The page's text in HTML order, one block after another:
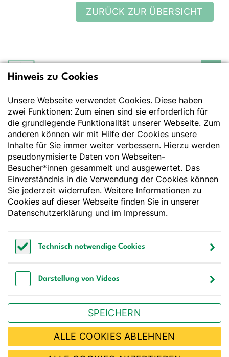
ZURÜCK ZUR ÜBERSICHT
Deutsche Gesellschaft
Der Wissenschaft verpflichtet - Ihre Partnerin für
Essen und Trinken
Deutsche Gesellschaft für Ernährung e. V.
Godesberger Allee 136
53175 Bonn
Tel:+49 228 3776-600
Fax:+49 228 3776-800
E-Mail: webmaster@dge.de
[socialLinksTitle]
Bestellen Sie unseren Newsletter
JETZT ABONNIEREN
Hinweis zu Cookies
Unsere Webseite verwendet Cookies. Diese haben
zwei Funktionen: Zum einen sind sie erforderlich für
die grundlegende Funktionalität unserer Webseite. Zum
anderen können wir mit Hilfe der Cookies unsere
Inhalte für Sie immer weiter verbessern. Hierzu werden
pseudonymisierte Daten von Webseiten-
Besucher*innen gesammelt und ausgewertet. Das
Einverständnis in die Verwendung der Cookies können
Sie jederzeit widerrufen. Weitere Informationen zu
Cookies auf dieser Webseite finden Sie in unserer
Datenschutzerklärung und im Impressum.
Technisch notwendige Cookies
Darstellung von Videos
SPEICHERN
ALLE COOKIES ABLEHNEN